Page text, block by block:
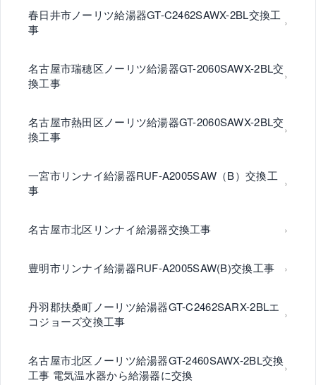
春日井市ノーリツ給湯器GT-C2462SAWX-2BL交換工
事
名古屋市瑞穂区ノーリツ給湯器GT-2060SAWX-2BL交
換工事
名古屋市熱田区ノーリツ給湯器GT-2060SAWX-2BL交
換工事
一宮市リンナイ給湯器RUF-A2005SAW（B）交換工
事
名古屋市北区リンナイ給湯器交換工事
豊明市リンナイ給湯器RUF-A2005SAW(B)交換工事
丹羽郡扶桑町ノーリツ給湯器GT-C2462SARX-2BLエ
コジョーズ交換工事
名古屋市北区ノーリツ給湯器GT-2460SAWX-2BL交換
工事 電気温水器から給湯器に交換